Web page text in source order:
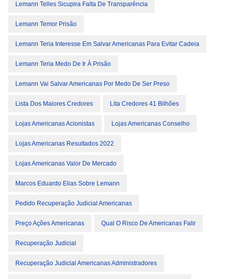
Lemann Telles Sicupira Falta De Transparência
Lemann Temor Prisão
Lemann Teria Interesse Em Salvar Americanas Para Evitar Cadeia
Lemann Teria Medo De Ir À Prisão
Lemann Vai Salvar Americanas Por Medo De Ser Preso
Lista Dos Maiores Credores Lita Credores 41 Bilhões
Lojas Americanas Acionistas Lojas Americanas Conselho
Lojas Americanas Resultados 2022
Lojas Americanas Valor De Mercado
Marcos Eduardo Elias Sobre Lemann
Pedido Recuperação Judicial Americanas
Preço Ações Americanas Qual O Risco De Americanas Falir
Recuperação Judicial
Recuperação Judicial Americanas Administradores